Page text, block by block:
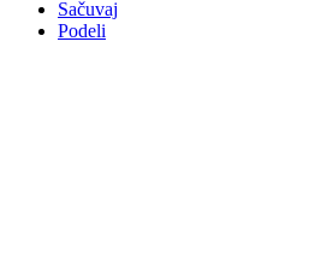
Sačuvaj
Podeli